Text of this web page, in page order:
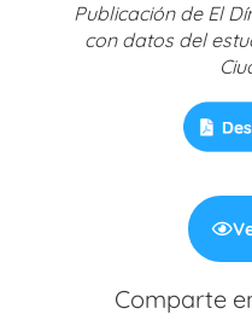
Publicación de El
con datos del
Comparte